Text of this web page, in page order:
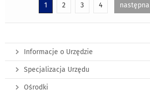
1 2 3 4
Informacje o Urzędzie
Specjalizacja Urzędu
Ośrodki